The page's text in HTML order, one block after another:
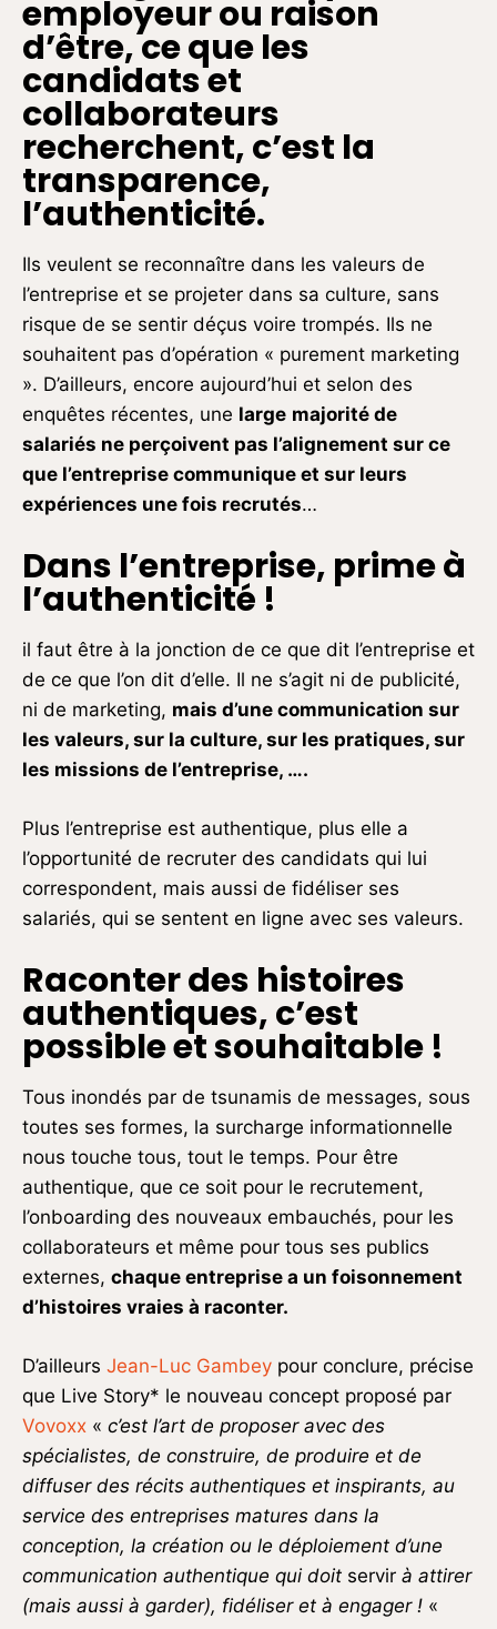
employeur ou raison
d’être, ce que les
candidats et
collaborateurs
recherchent, c’est la
transparence,
l’authenticité.
Ils veulent se reconnaître dans les valeurs de
l’entreprise et se projeter dans sa culture, sans
risque de se sentir déçus voire trompés. Ils ne
souhaitent pas d’opération « purement marketing
». D’ailleurs, encore aujourd’hui et selon des
enquêtes récentes, une large majorité de
salariés ne perçoivent pas l’alignement sur ce
que l’entreprise communique et sur leurs
expériences une fois recrutés…
Dans l’entreprise, prime à
l’authenticité !
il faut être à la jonction de ce que dit l’entreprise et
de ce que l’on dit d’elle. Il ne s’agit ni de publicité,
ni de marketing, mais d’une communication sur
les valeurs, sur la culture, sur les pratiques, sur
les missions de l’entreprise, ….
Plus l’entreprise est authentique, plus elle a
l’opportunité de recruter des candidats qui lui
correspondent, mais aussi de fidéliser ses
salariés, qui se sentent en ligne avec ses valeurs.
Raconter des histoires
authentiques, c’est
possible et souhaitable !
Tous inondés par de tsunamis de messages, sous
toutes ses formes, la surcharge informationnelle
nous touche tous, tout le temps. Pour être
authentique, que ce soit pour le recrutement,
l’onboarding des nouveaux embauchés, pour les
collaborateurs et même pour tous ses publics
externes, chaque entreprise a un foisonnement
d’histoires vraies à raconter.
D’ailleurs Jean-Luc Gambey pour conclure, précise
que Live Story* le nouveau concept proposé par
Vovoxx « c’est l’art de proposer avec des
spécialistes, de construire, de produire et de
diffuser des récits authentiques et inspirants, au
service des entreprises matures dans la
conception, la création ou le déploiement d’une
communication authentique qui doit servir à attirer
(mais aussi à garder), fidéliser et à engager ! «